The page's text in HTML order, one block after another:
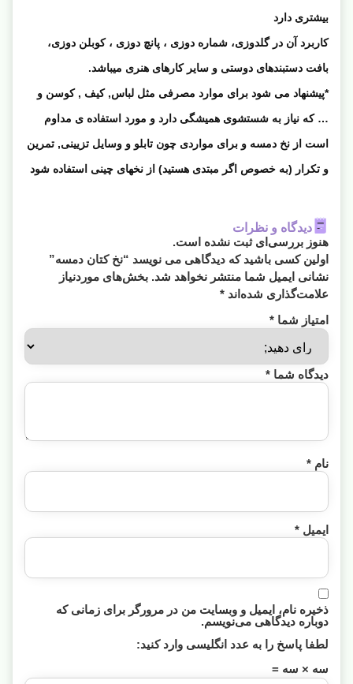
بیشتری دارد
کاربرد آن در گلدوزی، شماره دوزی ، پانچ دوزی ، کوبلن دوزی،
بافت دستبندهای دوستی و سایر کارهای هنری میباشد.
*پیشنهاد می شود برای موارد مصرفی مثل لباس, کیف , کوسن و
… که نیاز به شستشوی همیشگی دارد و مورد استفاده ی مداوم
است از نخ دمسه و برای مواردی چون تابلو و وسایل تزیینی, تمرین
و تکرار (به خصوص اگر مبتدی هستید) از نخهای چینی استفاده شود
دیدگاه و نظرات
هنوز بررسی‌ای ثبت نشده است.
اولین کسی باشید که دیدگاهی می نویسد “نخ کتان دمسه”
نشانی ایمیل شما منتشر نخواهد شد. بخش‌های موردنیاز
علامت‌گذاری شده‌اند *
امتیاز شما *
دیدگاه شما *
نام *
ایمیل *
ذخیره نام، ایمیل و وبسایت من در مرورگر برای زمانی که
دوباره دیدگاهی می‌نویسم.
لطفا پاسخ را به عدد انگلیسی وارد کنید:
سه × سه =